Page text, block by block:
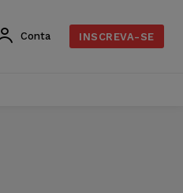
Conta INSCREVA-SE